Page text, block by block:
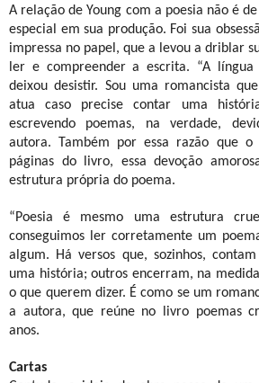
A relação de Young com a poesia não é
especial em sua produção. Foi sua
impressa no papel, que a levou a driblar
ler e compreender a escrita. “A língua
deixou desistir. Sou uma romancista
atua caso precise contar uma
escrevendo poemas, na verdade,
autora. Também por essa razão que
páginas do livro, essa devoção
estrutura própria do poema.
“Poesia é mesmo uma estrutura
conseguimos ler corretamente um
algum. Há versos que, sozinhos,
uma história; outros encerram, na
o que querem dizer. É como se um
a autora, que reúne no livro poemas
anos.
Cartas